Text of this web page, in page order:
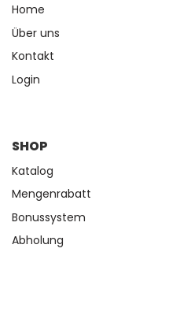
Home
Über uns
Kontakt
Login
SHOP
Katalog
Mengenrabatt
Bonussystem
Abholung